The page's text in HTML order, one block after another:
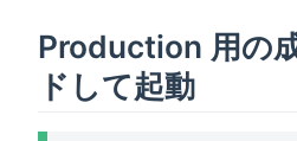
Production 用の
ドして起動